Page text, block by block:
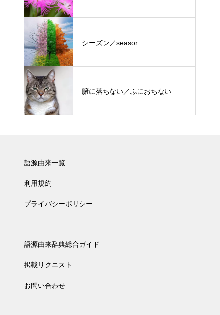
シーズン／season
腑に落ちない／ふにおちない
語源由来一覧
利用規約
プライバシーポリシー
語源由来辞典総合ガイド
掲載リクエスト
お問い合わせ